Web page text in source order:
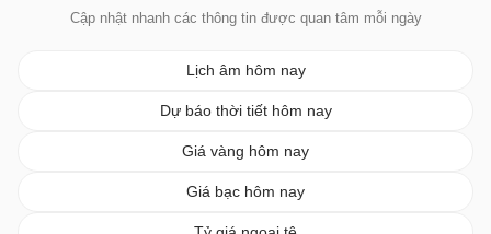
Cập nhật nhanh các thông tin được quan tâm mỗi ngày
Lịch âm hôm nay
Dự báo thời tiết hôm nay
Giá vàng hôm nay
Giá bạc hôm nay